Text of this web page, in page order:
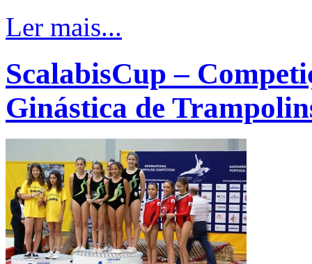
Ler mais...
ScalabisCup –
Ginástica de